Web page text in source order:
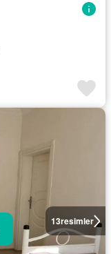
13resimler